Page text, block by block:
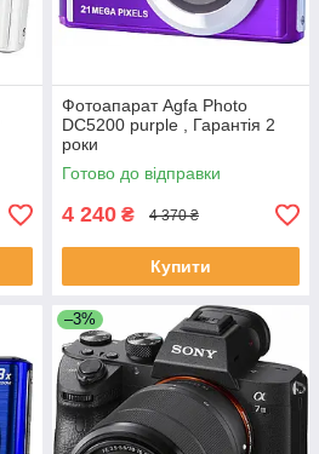
Фотоапарат Agfa Photo
DC5200 purple , Гарантія 2
роки
Готово до відправки
4 240 ₴ 4 370 ₴
Купити
–3%